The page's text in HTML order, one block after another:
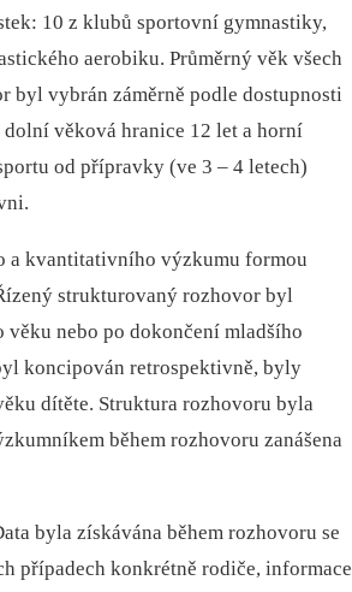
10 z klubů sportovní gymnastiky,
aerobiku. Průměrný věk všech
byl vybrán záměrně podle dostupnosti
věková hranice 12 let a horní
od přípravky (ve 3 –⁠ 4 letech)
a kvantitativního výzkumu formou
strukturovaný rozhovor byl
nebo po dokončení mladšího
koncipován retrospektivně, byly
dítěte. Struktura rozhovoru byla
během rozhovoru zanášena
byla získávána během rozhovoru se
případech konkrétně rodiče, informace